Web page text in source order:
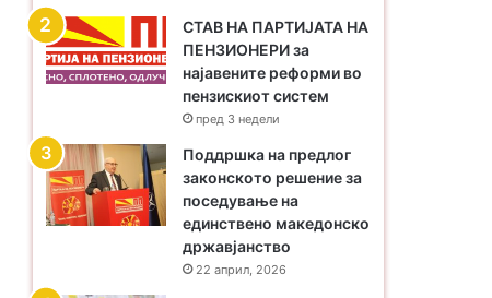
​СТАВ НА ПАРТИЈАТА НА
ПЕНЗИОНЕРИ за
најавените реформи во
пензискиот систем
пред 3 недели
Поддршка на предлог
законското решение за
поседување на
единствено македонско
државјанство
22 април, 2026